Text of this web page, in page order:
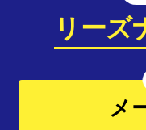
リーズ
メ